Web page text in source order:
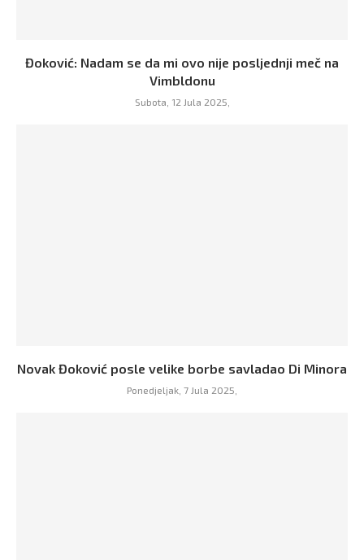
Đoković: Nadam se da mi ovo nije posljednji meč na
Vimbldonu
Subota, 12 Jula 2025,
Novak Đoković posle velike borbe savladao Di Minora
Ponedjeljak, 7 Jula 2025,